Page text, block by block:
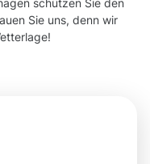
schützen Sie den
Sie uns, denn wir